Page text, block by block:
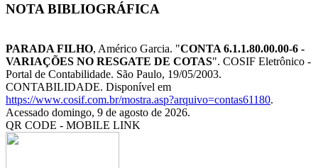
NOTA BIBLIOGRÁFICA
PARADA FILHO, Américo Garcia. "CONTA 6.1.1.80.00.00-6 -
VARIAÇÕES NO RESGATE DE COTAS". COSIF Eletrônico -
Portal de Contabilidade. São Paulo, 19/05/2003.
CONTABILIDADE. Disponível em
https://www.cosif.com.br/mostra.asp?arquivo=contas61180.
Acessado domingo, 9 de agosto de 2026.
QR CODE - MOBILE LINK